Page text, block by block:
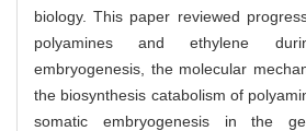
biology. This paper reviewed
polyamines and ethylene
embryogenesis, the molecular
the biosynthesis catabolism of
somatic embryogenesis in the